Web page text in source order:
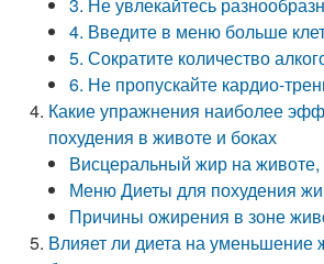
4. Введите в меню больше
5. Сократите количество
6. Не пропускайте кардио-
Какие упражнения наиболее
похудения в животе и боках
Висцеральный жир на животе,
Меню Диеты для похудения
Причины ожирения в зоне
Влияет ли диета на уменьшение